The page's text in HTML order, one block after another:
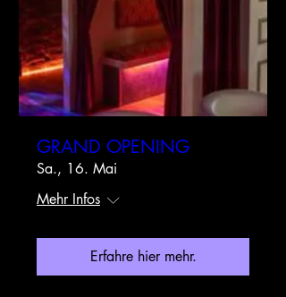
GRAND OPENING
Sa., 16. Mai
Mehr Infos
Erfahre hier mehr.